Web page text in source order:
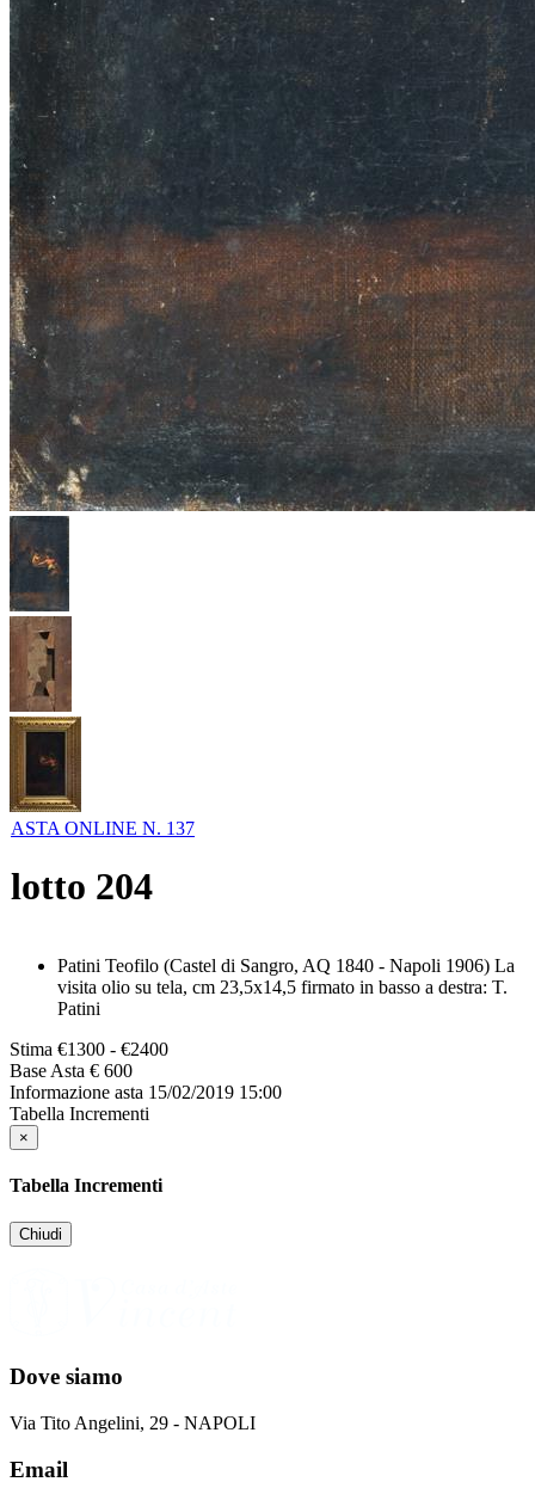
ASTA ONLINE N. 137
lotto 204
Patini Teofilo (Castel di Sangro, AQ 1840 - Napoli 1906) La
visita olio su tela, cm 23,5x14,5 firmato in basso a destra: T.
Patini
Stima €1300 - €2400
Base Asta € 600
Informazione asta 15/02/2019 15:00
Tabella Incrementi
×
Tabella Incrementi
Chiudi
Dove siamo
Via Tito Angelini, 29 - NAPOLI
Email